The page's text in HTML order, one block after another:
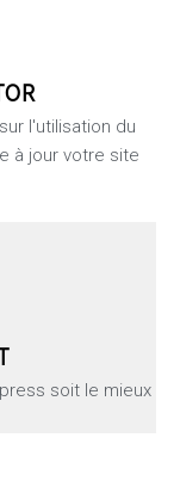
l'utilisation du
à jour votre site
soit le mieux